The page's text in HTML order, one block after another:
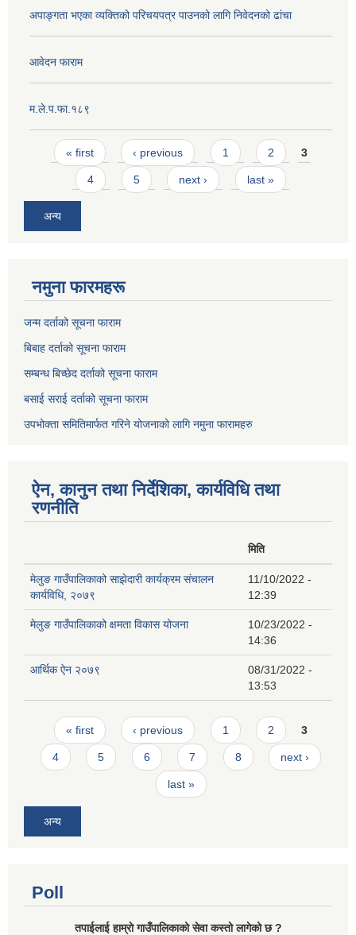
अपाङ्गता भएका व्यक्तिको परिचयपत्र पाउनको लागि निवेदनको ढांचा
आवेदन फाराम
म.ले.प.फा.१८९
Pages
« first ‹ previous 1 2 3
4 5 next › last »
अन्य
नमुना फारमहरू
जन्म दर्ताको सूचना फाराम
बिबाह दर्ताको सूचना फाराम
सम्बन्ध बिच्छेद दर्ताको सूचना फाराम
बसाई सराई दर्ताको सूचना फाराम
उपभोक्ता समितिमार्फत गरिने योजनाको लागि नमुना फारामहरु
ऐन, कानुन तथा निर्देशिका, कार्यविधि तथा
रणनीति
मिति
मेलुङ गाउँपालिकाको साझेदारी कार्यक्रम संचालन
कार्यविधि, २०७९
11/10/2022 -
12:39
मेलुङ गाउँपालिकाको क्षमता विकास योजना
10/23/2022 -
14:36
आर्थिक ऐन २०७९
08/31/2022 -
13:53
Pages
« first ‹ previous 1 2 3
4 5 6 7 8 next ›
last »
अन्य
Poll
तपाईलाई हाम्राे गाउँपालिकाको सेवा कस्तो लागेको छ ?